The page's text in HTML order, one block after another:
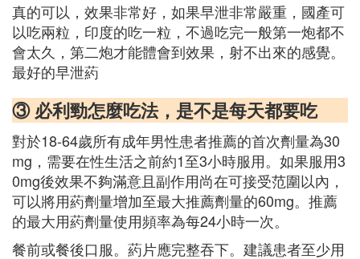
真的可以，效果非常好，如果早泄非常嚴重，國產可
以吃兩粒，印度的吃一粒，不過吃完一般第一炮都不
會太久，第二炮才能體會到效果，射不出來的感覺。
最好的早泄葯
③ 必利勁怎麼吃法，是不是每天都要吃
對於18-64歲所有成年男性患者推薦的首次劑量為30
mg，需要在性生活之前約1至3小時服用。如果服用3
0mg後效果不夠滿意且副作用尚在可接受范圍以內，
可以將用葯劑量增加至最大推薦劑量的60mg。推薦
的最大用葯劑量使用頻率為每24小時一次。
餐前或餐後口服。葯片應完整吞下。建議患者至少用